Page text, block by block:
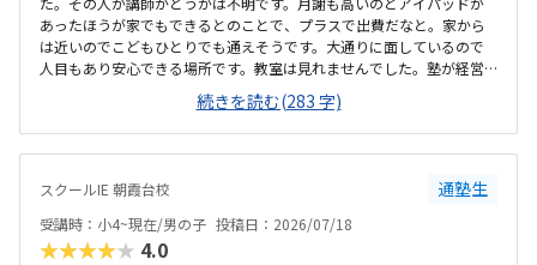
あったほうが家でもできるとのことで、プラスで出費だなと。家から
は近いのでこどもひとりでも通えそうです。大通りに面しているので
人目もあり安心できる場所です。教室は見れませんでした。塾が経営
しているとのことで塾の方の教室は少し覗けました。建物自体が古い
感じでした。週1で15,000円は高いように思いました。もう少し回数を
増やしてもらうか、下げてもらえると助かります。説明してくれた方
はとても説明がわかりやすく、こどもに寄り添ってくださいました。
続きを読む(283 字)
スクールIE 朝霞台校 通塾生
受講時：小4~現在/男の子 投稿日：2026/07/18
★★★★★ 4.0